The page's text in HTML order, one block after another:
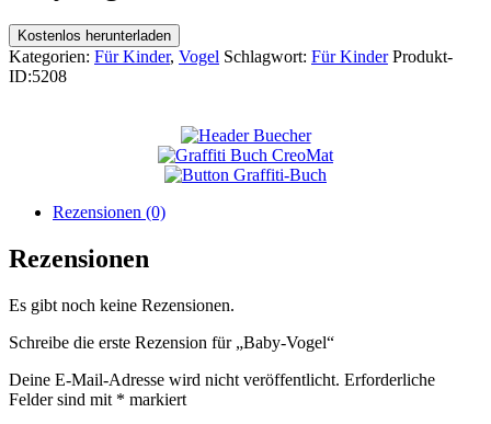
Kostenlos herunterladen
Kategorien: Für Kinder, Vogel Schlagwort: Für Kinder Produkt-
ID:5208
Rezensionen (0)
Rezensionen
Es gibt noch keine Rezensionen.
Schreibe die erste Rezension für „Baby-Vogel“
Deine E-Mail-Adresse wird nicht veröffentlicht. Erforderliche
Felder sind mit * markiert